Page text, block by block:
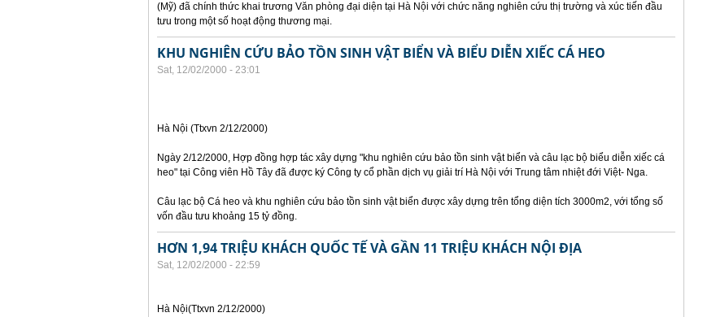
(Mỹ) đã chính thức khai trương Văn phòng đại diện tại Hà Nội với chức năng nghiên cứu thị trường và xúc tiến đầu
tưu trong một số hoạt động thương mại.
KHU NGHIÊN CỨU BẢO TỒN SINH VẬT BIỂN VÀ BIỂU DIỄN XIẾC CÁ HEO
Sat, 12/02/2000 - 23:01
Hà Nội (Ttxvn 2/12/2000)
Ngày 2/12/2000, Hợp đồng hợp tác xây dựng "khu nghiên cứu bảo tồn sinh vật biển và câu lạc bộ biểu diễn xiếc cá
heo" tại Công viên Hồ Tây đã được ký Công ty cổ phần dịch vụ giải trí Hà Nội với Trung tâm nhiệt đới Việt- Nga.
Câu lạc bộ Cá heo và khu nghiên cứu bảo tồn sinh vật biển được xây dựng trên tổng diện tích 3000m2, với tổng số
vốn đầu tưu khoảng 15 tỷ đồng.
HƠN 1,94 TRIỆU KHÁCH QUỐC TẾ VÀ GẦN 11 TRIỆU KHÁCH NỘI ĐỊA
Sat, 12/02/2000 - 22:59
Hà Nội(Ttxvn 2/12/2000)